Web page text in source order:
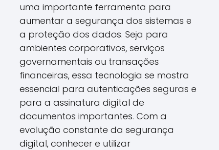
uma importante ferramenta para
aumentar a segurança dos sistemas e
a proteção dos dados. Seja para
ambientes corporativos, serviços
governamentais ou transações
financeiras, essa tecnologia se mostra
essencial para autenticações seguras e
para a assinatura digital de
documentos importantes. Com a
evolução constante da segurança
digital, conhecer e utilizar